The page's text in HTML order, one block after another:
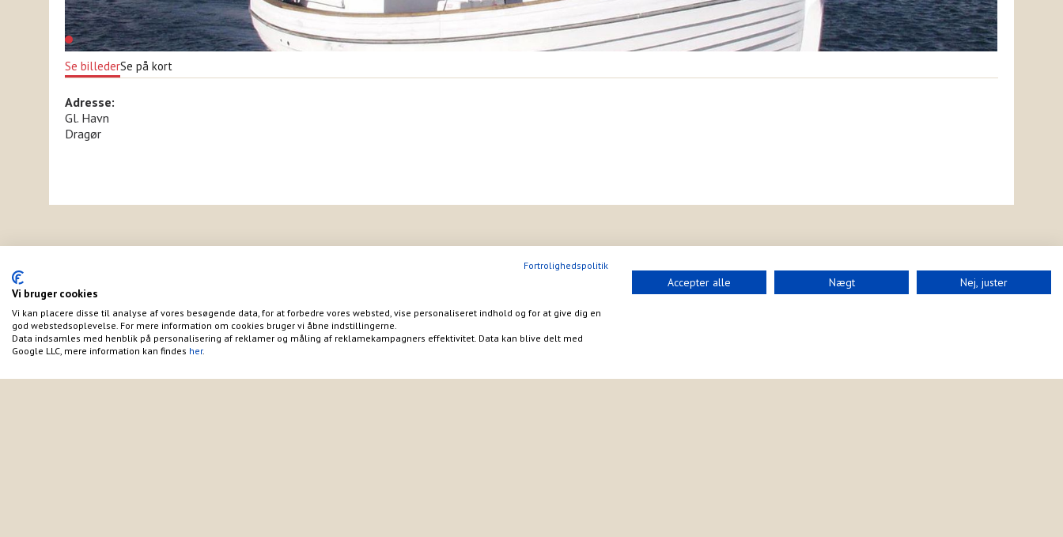
Fortrolighedspolitik
Vi bruger cookies
Vi kan placere disse til analyse af vores besøgende data, for at forbedre vores websted, vise personaliseret indhold og for at give dig en
god webstedsoplevelse. For mere information om cookies bruger vi åbne indstillingerne.
Data indsamles med henblik på personalisering af reklamer og måling af reklamekampagners effektivitet. Data kan blive delt med
Google LLC, mere information kan findes her.
Accepter alle Nægt Nej, juster
Se billederSe på kort
Adresse:
Gl. Havn
Dragør